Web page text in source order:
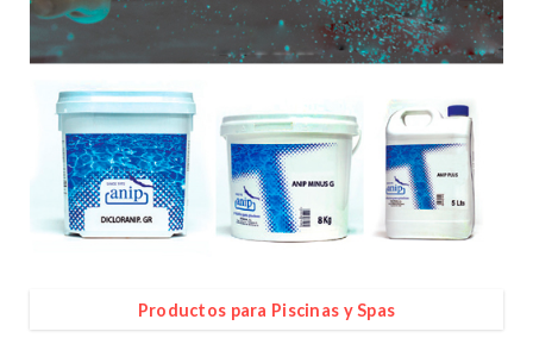
Productos para Piscinas y Spas